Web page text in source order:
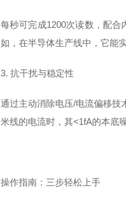
每秒可完成1200次读数，配
如，在半导体生产线中，它能
3. 抗干扰与稳定性
通过主动消除电压/电流偏移技
米线的电流时，其<1fA的本底
操作指南：三步轻松上手